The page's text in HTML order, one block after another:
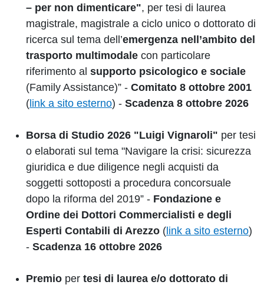
– per non dimenticare", per tesi di laurea
magistrale, magistrale a ciclo unico o dottorato di
ricerca sul tema dell’emergenza nell’ambito del
trasporto multimodale con particolare
riferimento al supporto psicologico e sociale
(Family Assistance)” - Comitato 8 ottobre 2001
( link a sito esterno) - Scadenza 8 ottobre 2026
Borsa di Studio 2026 "Luigi Vignaroli" per tesi
o elaborati sul tema "Navigare la crisi: sicurezza
giuridica e due diligence negli acquisti da
soggetti sottoposti a procedura concorsuale
dopo la riforma del 2019” - Fondazione e
Ordine dei Dottori Commercialisti e degli
Esperti Contabili di Arezzo ( link a sito esterno)
- Scadenza 16 ottobre 2026
Premio per tesi di laurea e/o dottorato di